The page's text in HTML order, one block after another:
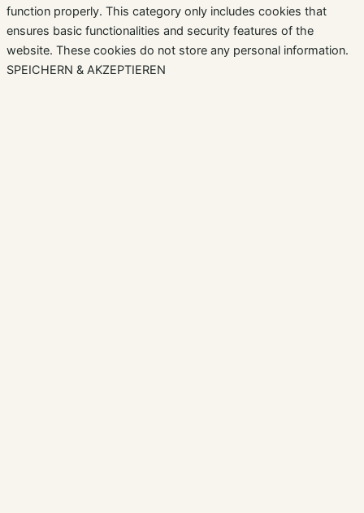
function properly. This category only includes cookies that
ensures basic functionalities and security features of the
website. These cookies do not store any personal information.
SPEICHERN & AKZEPTIEREN